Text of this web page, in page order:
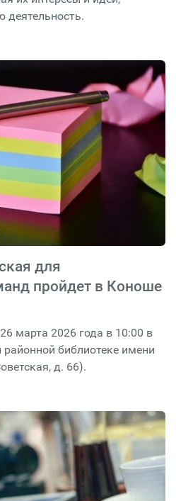
деятельность.
для
пройдет в Коноше
марта 2026 года в 10:00 в
библиотеке имени
д. 66).